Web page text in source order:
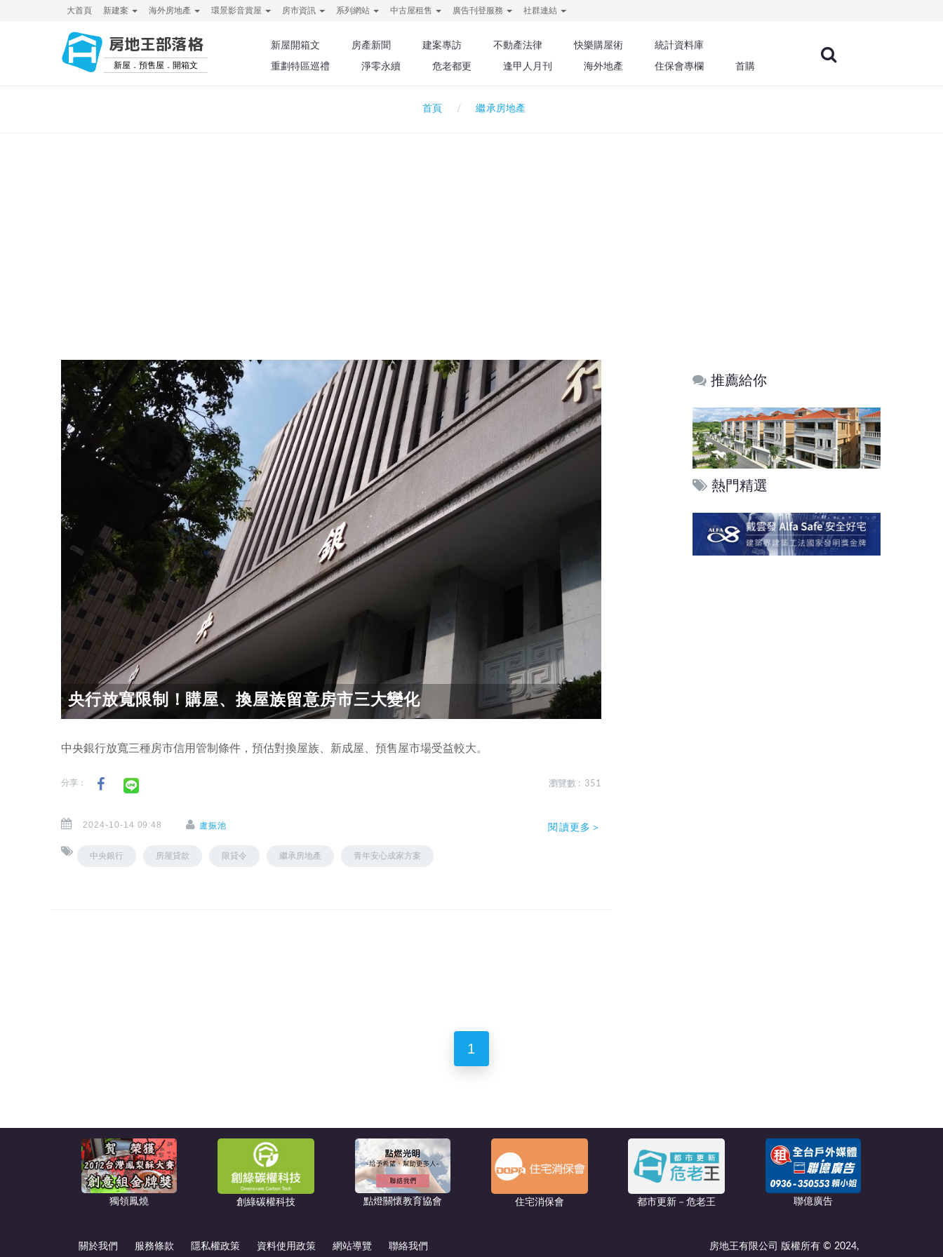
大首頁 新建案 海外房地產 環景影音賞屋 房市資訊 系列網站 中古屋租售 廣告刊登服務 社群連結
房地王部落格
新屋．預售屋．開箱文
新屋開箱文 房產新聞 建案專訪 不動產法律 快樂購屋術
統計資料庫
重劃特區巡禮
淨零永續 危老都更 逢甲人月刊 海外地產 住保會專欄 首購
首頁 繼承房地產
央行放寬限制！購屋、換屋族留意房市三大變化
中央銀行放寬三種房市信用管制條件，預估對換屋族、新成屋、預售屋市場受益較大。
分享： 瀏覽數 : 351
2024-10-14 09:48 盧振池
中央銀行 房屋貸款 限貸令 繼承房地產 青年安心成家方案
閱讀更多＞
推薦給你
熱門精選
1
獨領鳳燒 創綠碳權科技 點燈關懷教育協會 住宅消保會 都市更新－危老王 聯億廣告
關於我們 服務條款 隱私權政策 資料使用政策 網站導覽 聯絡我們 房地王有限公司 版權所有 © 2024,